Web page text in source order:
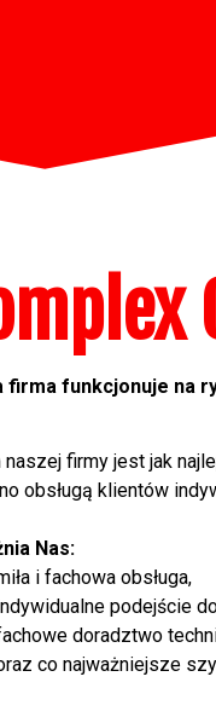
firma funkcjonuje na
naszej firmy jest jak
obsługą klientów
Nas:
i fachowa obsługa,
podejście
doradztwo
co najważniejsze